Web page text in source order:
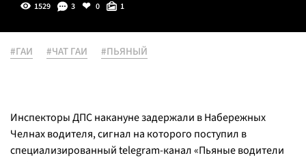
1529 3 0 1
#ГАИ #ЧАТ ГАИ #ПЬЯНЫЙ
Инспекторы ДПС накануне задержали в Набережных
Челнах водителя, сигнал на которого поступил в
специализированный telegram-канал «Пьяные водители